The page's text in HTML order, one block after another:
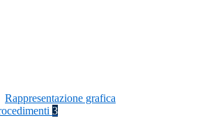
Rappresentazione grafica
3